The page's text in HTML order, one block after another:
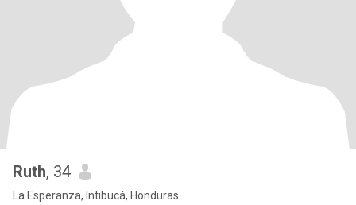
Ruth, 34
La Esperanza, Intibucá, Honduras